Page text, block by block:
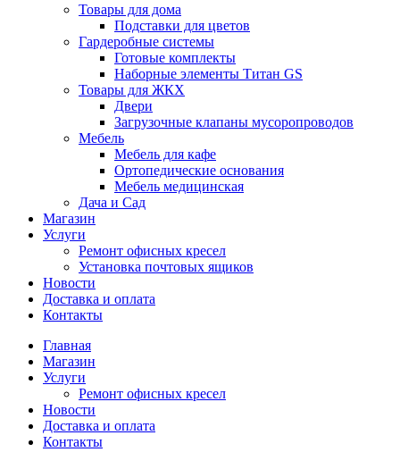
Товары для дома
Подставки для цветов
Гардеробные системы
Готовые комплекты
Наборные элементы Титан GS
Товары для ЖКХ
Двери
Загрузочные клапаны мусоропроводов
Мебель
Мебель для кафе
Ортопедические основания
Мебель медицинская
Дача и Сад
Магазин
Услуги
Ремонт офисных кресел
Установка почтовых ящиков
Новости
Доставка и оплата
Контакты
Главная
Магазин
Услуги
Ремонт офисных кресел
Новости
Доставка и оплата
Контакты